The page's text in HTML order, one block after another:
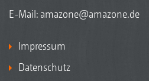
E-Mail: amazone@amazone.de
Impressum
Datenschutz